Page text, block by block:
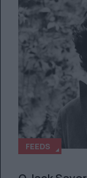
FEEDS